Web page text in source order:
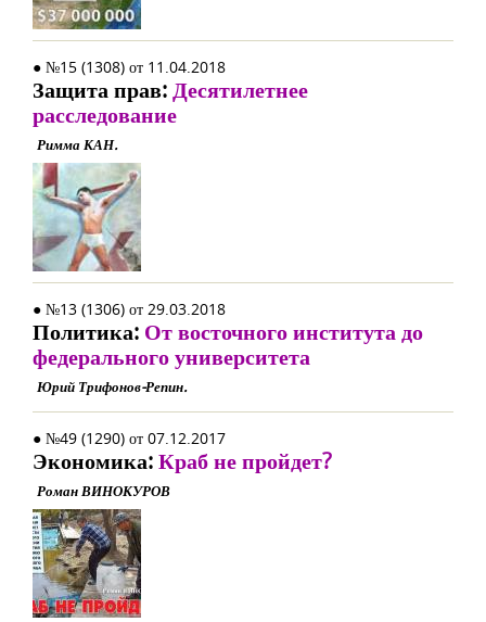
● №15 (1308) от 11.04.2018
Защита прав:Десятилетнее
расследование
Римма КАН.
● №13 (1306) от 29.03.2018
Политика: От восточного института до
федерального университета
Юрий Трифонов-Репин.
● №49 (1290) от 07.12.2017
Экономика:Краб не пройдет?
Роман ВИНОКУРОВ